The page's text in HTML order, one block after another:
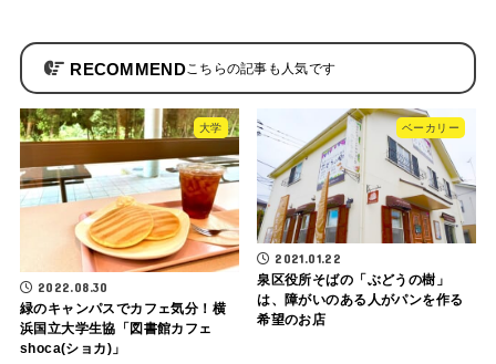
RECOMMEND
大学
2022.08.30
緑のキャンパスでカフェ気分！横
浜国立大学生協「図書館カフェ
shoca(ショカ)」
ベーカリー
2021.01.22
泉区役所そばの「ぶどうの樹」
は、障がいのある人がパンを作る
希望のお店